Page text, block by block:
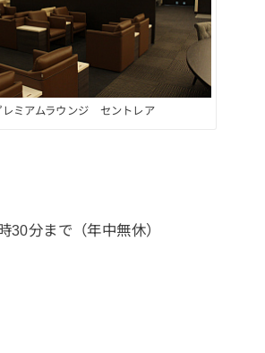
レミアムラウンジ セントレア
30分まで（年中無休）